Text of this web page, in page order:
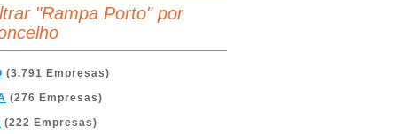
"Rampa Porto" por
(3.791 Empresas)
(276 Empresas)
(222 Empresas)